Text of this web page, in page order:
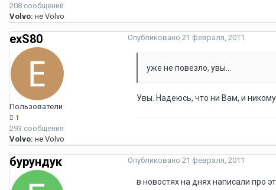
208 сообщений
Volvo: не Volvo
exS80
Пользователи
1
293 сообщения
Volvo: не Volvo
Опубликовано 21 февраля, 2011
уже не повезло, увы...
Увы. Надеюсь, что ни Вам, и
бурундук Опубликовано 21 февраля, 2011
в новостях на днях написали про